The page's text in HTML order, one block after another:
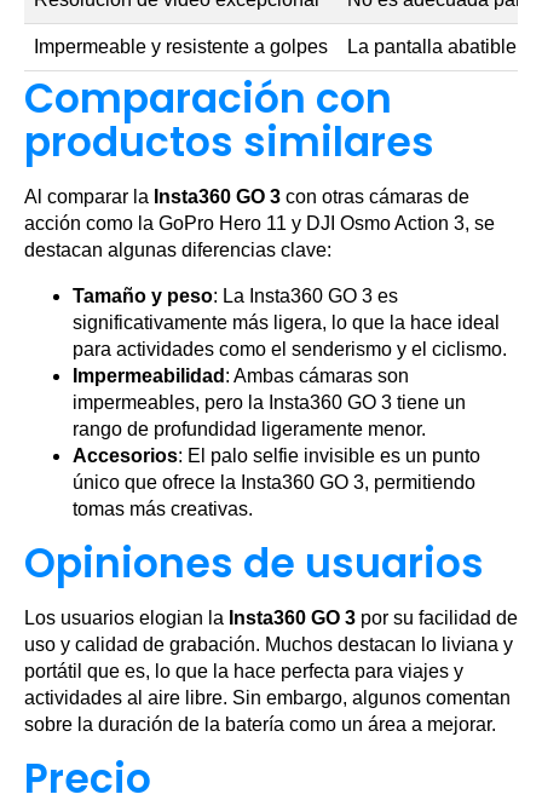
Impermeable y resistente a golpes La pantalla abatible
Comparación con
productos similares
Al comparar la Insta360 GO 3 con otras cámaras de
acción como la GoPro Hero 11 y DJI Osmo Action 3, se
destacan algunas diferencias clave:
Tamaño y peso: La Insta360 GO 3 es
significativamente más ligera, lo que la hace ideal
para actividades como el senderismo y el ciclismo.
Impermeabilidad : Ambas cámaras son
impermeables, pero la Insta360 GO 3 tiene un
rango de profundidad ligeramente menor.
Accesorios: El palo selfie invisible es un punto
único que ofrece la Insta360 GO 3, permitiendo
tomas más creativas.
Opiniones de usuarios
Los usuarios elogian la Insta360 GO 3 por su facilidad de
uso y calidad de grabación. Muchos destacan lo liviana y
portátil que es, lo que la hace perfecta para viajes y
actividades al aire libre. Sin embargo, algunos comentan
sobre la duración de la batería como un área a mejorar.
Precio